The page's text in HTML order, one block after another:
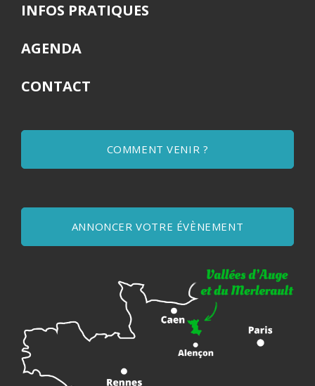
INFOS PRATIQUES
AGENDA
CONTACT
COMMENT VENIR ?
ANNONCER VOTRE ÉVÈNEMENT